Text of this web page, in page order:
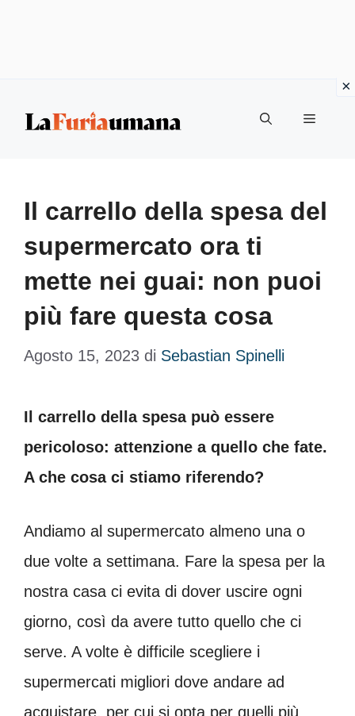
Menu
Il carrello della spesa del
supermercato ora ti
mette nei guai: non puoi
più fare questa cosa
Agosto 15, 2023 di Sebastian Spinelli
Il carrello della spesa può essere
pericoloso: attenzione a quello che fate.
A che cosa ci stiamo riferendo?
Andiamo al supermercato almeno una o
due volte a settimana. Fare la spesa per la
nostra casa ci evita di dover uscire ogni
giorno, così da avere tutto quello che ci
serve. A volte è difficile scegliere i
supermercati migliori dove andare ad
acquistare, per cui si opta per quelli più